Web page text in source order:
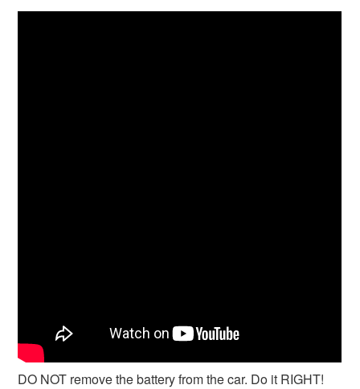
DO NOT remove the battery from the car. Do it RIGHT!